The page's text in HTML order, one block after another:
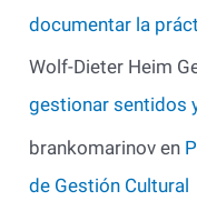
documentar la
Wolf-Dieter Heim
gestionar sentidos
brankomarinov en
de Gestión Cultural